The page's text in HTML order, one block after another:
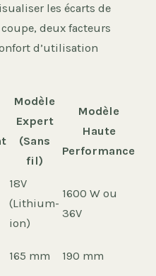
les écarts de
deux facteurs
d’utilisation
Modèle
Expert
(Sans
fil)
Modèle
Haute
Performance
18V
(Lithium-
ion)
1600 W ou
36V
165 mm 190 mm